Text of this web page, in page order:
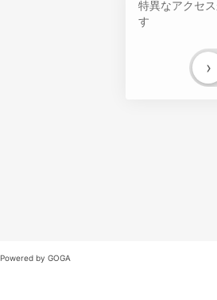
特異なアクセ
す
›
Powered by GOGA